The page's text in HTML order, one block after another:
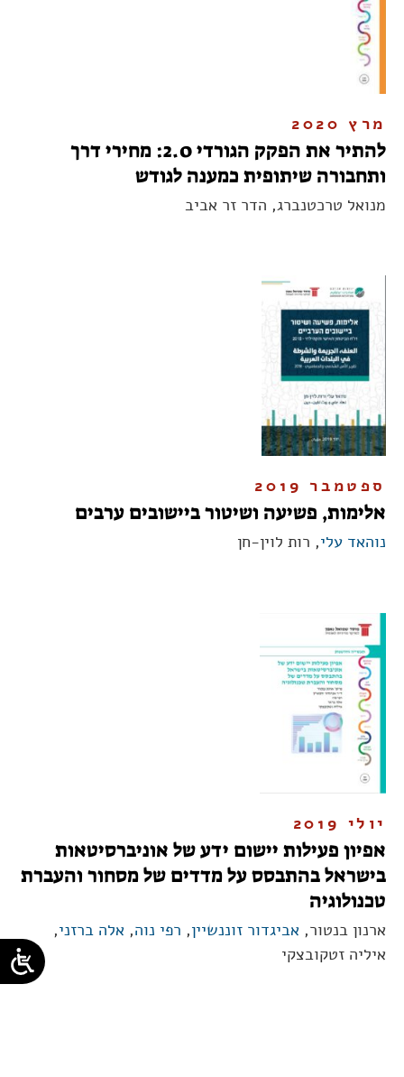
מרץ 2020
להתיר את הפקק הגורדי 2.0: מחירי דרך
ותחבורה שיתופית כמענה לגודש
מנואל טרכטנברג, הדר זר אביב
ספטמבר 2019
אלימות, פשיעה ושיטור ביישובים ערבים
נוהאד עלי, רות לוין-חן
יולי 2019
אפיון פעילות יישום ידע של אוניברסיטאות
בישראל בהתבסס על מדדים של מסחור והעברת
טכנולוגיה
ארנון בנטור, אביגדור זוננשיין, רפי נוה, אלה ברזני,
איליה זטקובצקי